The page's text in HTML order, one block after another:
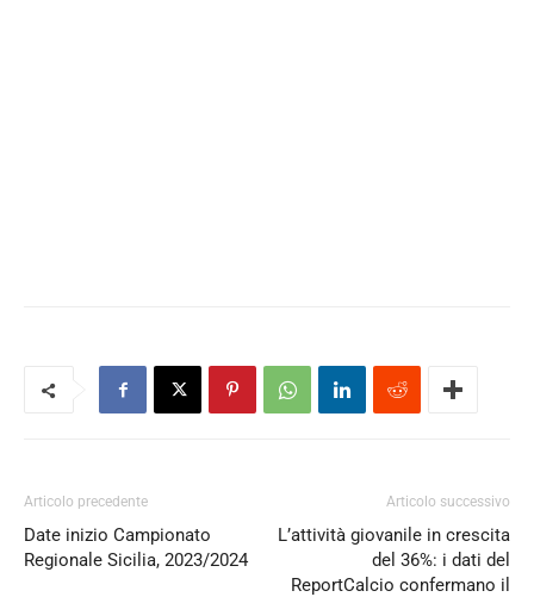
Articolo precedente
Date inizio Campionato
Regionale Sicilia, 2023/2024
Articolo successivo
L’attività giovanile in crescita
del 36%: i dati del
ReportCalcio confermano il